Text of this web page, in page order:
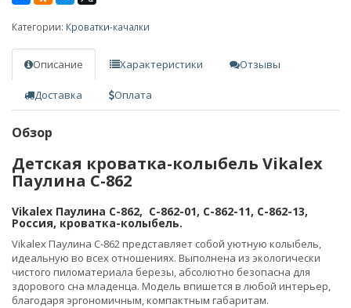
Категории: Кроватки-качалки
Описание Характеристики Отзывы
Доставка Оплата
Обзор
Детская кроватка-колыбель Vikalex
Паулина С-862
Vikalex Паулина C-862, С-862-01, С-862-11, С-862-13,
Россия, кроватка-колыбель.
Vikalex Паулина С-862 представляет собой уютную колыбель,
идеальную во всех отношениях. Выполнена из экологически
чистого пиломатериала березы, абсолютно безопасна для
здорового сна младенца. Модель впишется в любой интерьер,
благодаря эргономичным, компактным габаритам.